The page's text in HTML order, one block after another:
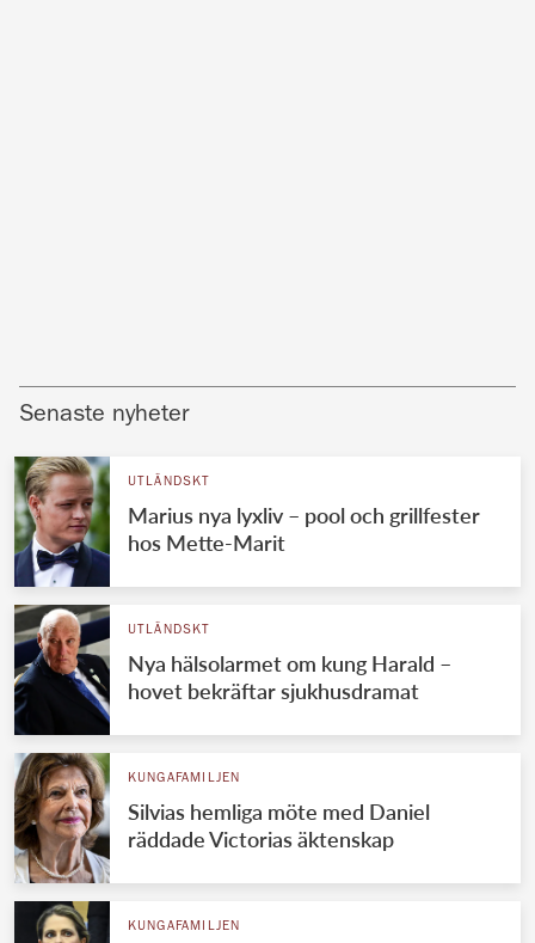
Senaste nyheter
UTLÄNDSKT
Marius nya lyxliv – pool och grillfester
hos Mette-Marit
UTLÄNDSKT
Nya hälsolarmet om kung Harald –
hovet bekräftar sjukhusdramat
KUNGAFAMILJEN
Silvias hemliga möte med Daniel
räddade Victorias äktenskap
KUNGAFAMILJEN